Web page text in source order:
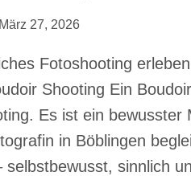
März 27, 2026
Fotoshooting
Shooting Ein
Es ist ein bewusster
in Böblingen
sinnlich